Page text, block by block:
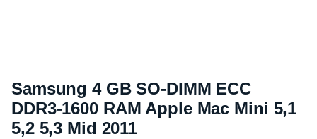
Samsung 4 GB SO-DIMM ECC
DDR3-1600 RAM Apple Mac Mini 5,1
5,2 5,3 Mid 2011